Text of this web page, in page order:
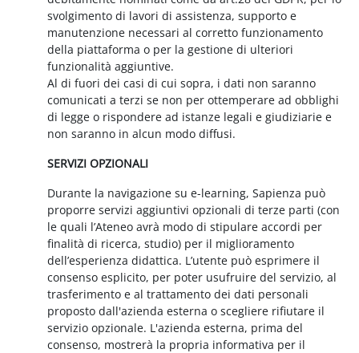
svolgimento di lavori di assistenza, supporto e
manutenzione necessari al corretto funzionamento
della piattaforma o per la gestione di ulteriori
funzionalità aggiuntive.
Al di fuori dei casi di cui sopra, i dati non saranno
comunicati a terzi se non per ottemperare ad obblighi
di legge o rispondere ad istanze legali e giudiziarie e
non saranno in alcun modo diffusi.
SERVIZI OPZIONALI
Durante la navigazione su e-learning, Sapienza può
proporre servizi aggiuntivi opzionali di terze parti (con
le quali l’Ateneo avrà modo di stipulare accordi per
finalità di ricerca, studio) per il miglioramento
dell’esperienza didattica. L’utente può esprimere il
consenso esplicito, per poter usufruire del servizio, al
trasferimento e al trattamento dei dati personali
proposto dall'azienda esterna o scegliere rifiutare il
servizio opzionale. L'azienda esterna, prima del
consenso, mostrerà la propria informativa per il